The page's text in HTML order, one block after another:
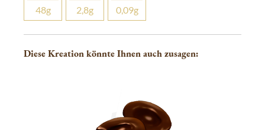
48g 2,8g 0,09g
Diese Kreation könnte Ihnen auch zusagen: